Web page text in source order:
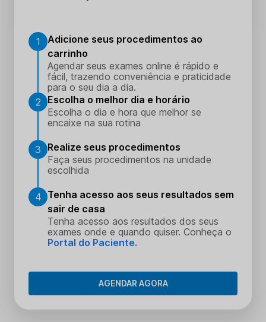
1
Adicione seus procedimentos ao
carrinho
Agendar seus exames online é rápido e
fácil, trazendo conveniência e praticidade
para o seu dia a dia.
2
Escolha o melhor dia e horário
Escolha o dia e hora que melhor se
encaixe na sua rotina
3
Realize seus procedimentos
Faça seus procedimentos na unidade
escolhida
4 Tenha acesso aos seus resultados sem
sair de casa
Tenha acesso aos resultados dos seus
exames onde e quando quiser. Conheça o
Portal do Paciente.
AGENDAR AGORA